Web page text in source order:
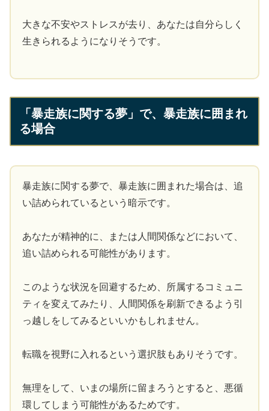
大きな不安やストレスが去り、あなたは自分らしく
生きられるようになりそうです。
「暴走族に関する夢」で、暴走族に囲まれ
る場合
暴走族に関する夢で、暴走族に囲まれた場合は、追
い詰められているという暗示です。
あなたが精神的に、または人間関係などにおいて、
追い詰められる可能性があります。
このような状況を回避するため、所属するコミュニ
ティを変えてみたり、人間関係を刷新できるよう引
っ越しをしてみるといいかもしれません。
転職を視野に入れるという選択肢もありそうです。
無理をして、いまの場所に留まろうとすると、悪循
環してしまう可能性があるためです。